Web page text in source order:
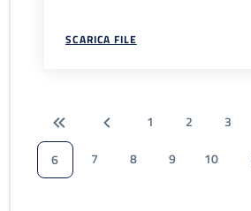
SCARICA FILE
1 2 3
6
7 8 9 10